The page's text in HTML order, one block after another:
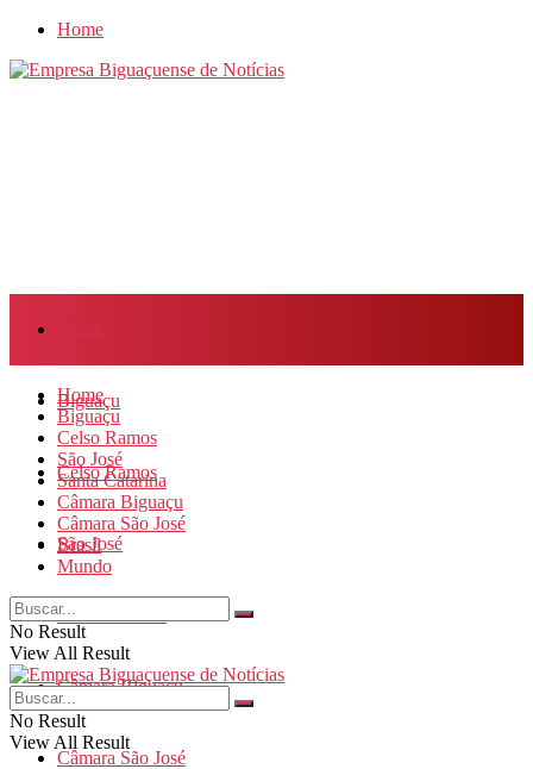
Home
Biguaçu
Celso Ramos
São José
Santa Catarina
Câmara Biguaçu
Câmara São José
Home
Biguaçu
Celso Ramos
São José
Santa Catarina
Câmara Biguaçu
Câmara São José
Brasil
Mundo
No Result
View All Result
No Result
View All Result